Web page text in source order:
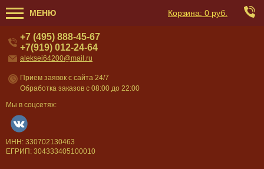
МЕНЮ Корзина: 0 руб.
+7 (495) 888-45-67
+7(919) 012-24-64
aleksei64200@mail.ru
Прием заявок с сайта 24/7
Обработка заказов с 08:00 до 22:00
Мы в соцсетях:
ИНН: 330702130463
ЕГРИП: 304333405100010